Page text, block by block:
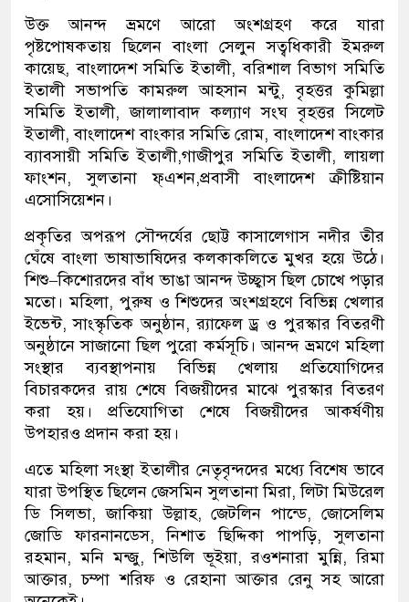
উক্ত আনন্দ ভ্রমণে আরো অংশগ্রহণ করে যারা
পৃষ্টপোষকতায় ছিলেন বাংলা সেলুন সত্বধিকারী ইমরুল
কায়েছ, বাংলাদেশ সমিতি ইতালী, বরিশাল বিভাগ সমিতি
ইতালী সভাপতি কামরুল আহসান মন্টু, বৃহত্তর কুমিল্লা
সমিতি ইতালী, জালালাবাদ কল্যাণ সংঘ বৃহত্তর সিলেট
ইতালী, বাংলাদেশ বাংকার সমিতি রোম, বাংলাদেশ বাংকার
ব্যাবসায়ী সমিতি ইতালী,গাজীপুর সমিতি ইতালী, লায়লা
ফাংশন, সুলতানা ফ্এশন,প্রবাসী বাংলাদেশ ক্রীষ্টিয়ান
এসোসিয়েশন।
প্রকৃতির অপরূপ সৌন্দর্যের ছোট্ট কাসালেগাস নদীর তীর
ঘেঁষে বাংলা ভাষাভাষিদের কলকাকলিতে মুখর হয়ে উঠে।
শিশু–কিশোরদের বাঁধ ভাঙা আনন্দ উচ্ছ্বাস ছিল চোখে পড়ার
মতো। মহিলা, পুরুষ ও শিশুদের অংশগ্রহণে বিভিন্ন খেলার
ইভেন্ট, সাংস্কৃতিক অনুষ্ঠান, র‌্যাফেল ড্র ও পুরস্কার বিতরণী
অনুষ্ঠানে সাজানো ছিল পুরো কর্মসূচি। আনন্দ ভ্রমণে মহিলা
সংস্থার ব্যবস্থাপনায় বিভিন্ন খেলায় প্রতিযোগিদের
বিচারকদের রায় শেষে বিজয়ীদের মাঝে পুরস্কার বিতরণ
করা হয়। প্রতিযোগিতা শেষে বিজয়ীদের আকর্ষণীয়
উপহারও প্রদান করা হয়।
এতে মহিলা সংস্থা ইতালীর নেতৃবৃন্দদের মধ্যে বিশেষ ভাবে
যারা উপস্থিত ছিলেন জেসমিন সুলতানা মিরা, লিটা মিউরেল
ডি সিলভা, জাকিয়া উল্লাহ, জেটলিন পান্ডে, জোসেলিম
জোডি ফারনানডেস, নিশাত ছিদ্দিকা পাপড়ি, সুলতানা
রহমান, মনি মন্জু, শিউলি ভূইয়া, রওশনারা মুন্নি, রিমা
আক্তার, চম্পা শরিফ ও রেহানা আক্তার রেনু সহ আরো